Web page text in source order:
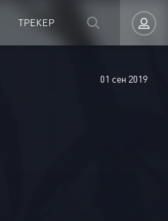
ТРЕКЕР
01 сен 2019